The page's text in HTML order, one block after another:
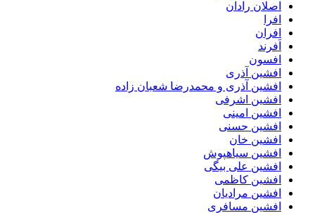
اصلان رادان
افرا
افران
اَفرند
افسون
افشین آذری
افشین آذری و محمدرضا شعبان زاده
افشین اشرفی
افشین امینی
افشین حسنی
افشین خان
افشین سیاهپوش
افشین علی بیگی
افشین کاظمی
افشین مرادیان
افشین مسافری